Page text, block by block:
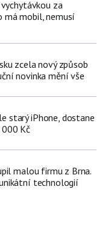
za
má mobil, nemusí
zcela nový způsob
novinka mění vše
starý iPhone, dostane
Kč
malou firmu z Brna.
technologií